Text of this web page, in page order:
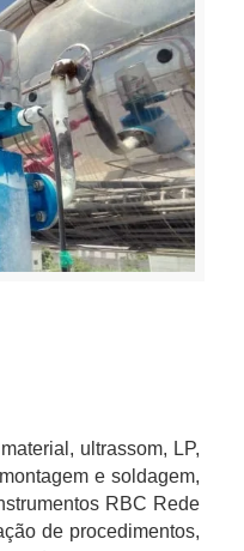
ultrassom, LP,
e soldagem,
RBC Rede
de procedimentos,